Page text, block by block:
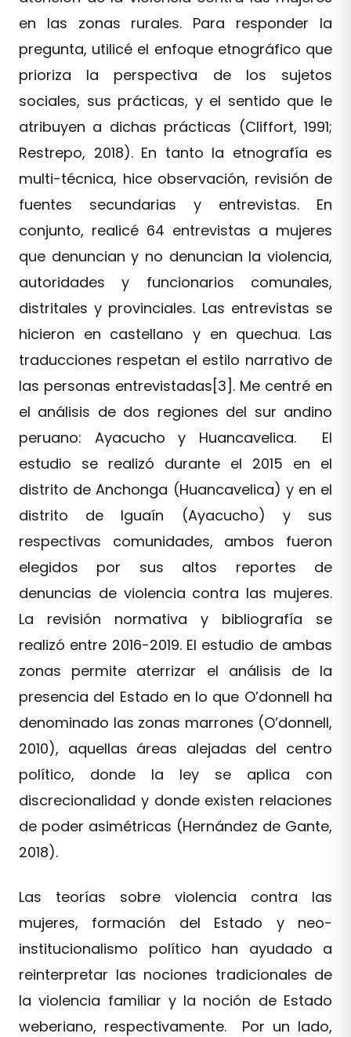
en las zonas rurales. Para responder la
pregunta, utilicé el enfoque etnográfico que
prioriza la perspectiva de los sujetos
sociales, sus prácticas, y el sentido que le
atribuyen a dichas prácticas (Cliffort, 1991;
Restrepo, 2018). En tanto la etnografía es
multi-técnica, hice observación, revisión de
fuentes secundarias y entrevistas. En
conjunto, realicé 64 entrevistas a mujeres
que denuncian y no denuncian la violencia,
autoridades y funcionarios comunales,
distritales y provinciales. Las entrevistas se
hicieron en castellano y en quechua. Las
traducciones respetan el estilo narrativo de
las personas entrevistadas[3]. Me centré en
el análisis de dos regiones del sur andino
peruano: Ayacucho y Huancavelica. El
estudio se realizó durante el 2015 en el
distrito de Anchonga (Huancavelica) y en el
distrito de Iguaín (Ayacucho) y sus
respectivas comunidades, ambos fueron
elegidos por sus altos reportes de
denuncias de violencia contra las mujeres.
La revisión normativa y bibliografía se
realizó entre 2016-2019. El estudio de ambas
zonas permite aterrizar el análisis de la
presencia del Estado en lo que O’donnell ha
denominado las zonas marrones (O’donnell,
2010), aquellas áreas alejadas del centro
político, donde la ley se aplica con
discrecionalidad y donde existen relaciones
de poder asimétricas (Hernández de Gante,
2018).
Las teorías sobre violencia contra las
mujeres, formación del Estado y neo-
institucionalismo político han ayudado a
reinterpretar las nociones tradicionales de
la violencia familiar y la noción de Estado
weberiano, respectivamente. Por un lado,